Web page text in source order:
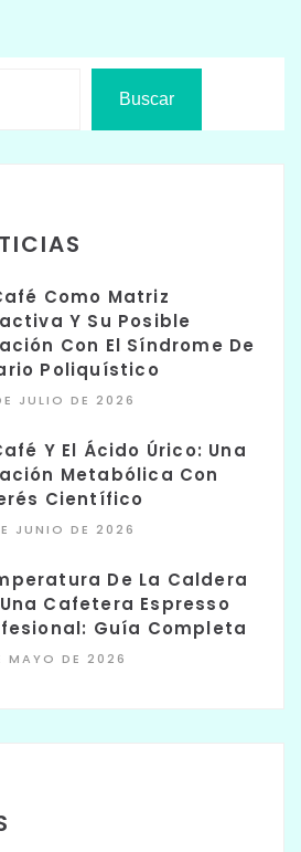
Buscar
Como Matriz
Y Su Posible
Con El Síndrome De
Poliquístico
JULIO DE 2026
Y El Ácido Úrico: Una
Metabólica Con
Científico
JUNIO DE 2026
De La Caldera
Cafetera Espresso
Guía Completa
MAYO DE 2026